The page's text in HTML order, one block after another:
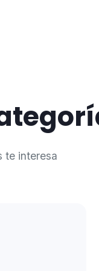
te interesa